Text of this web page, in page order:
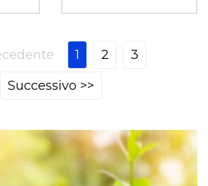
1 2
3
Successivo >>